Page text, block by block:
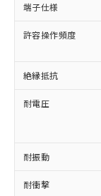
端子仕様
許容操作頻度
絶縁抵抗
耐電圧
耐振動
耐衝撃
※1 対応
対応
非含有
対応予
有に対
対応予